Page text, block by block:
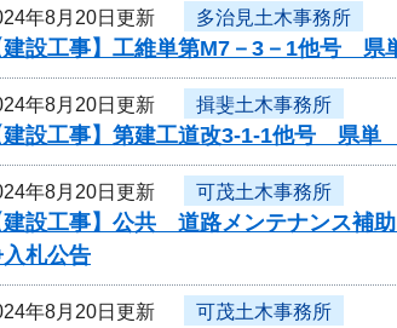
年8月20日更新 多治見土木事務所
建設工事】工維単第M7－3－1他号
年8月20日更新 揖斐土木事務所
建設工事】第建工道改3-1-1他号 県
年8月20日更新 可茂土木事務所
建設工事】公共 道路メンテナンス補
札公告
年8月20日更新 可茂土木事務所